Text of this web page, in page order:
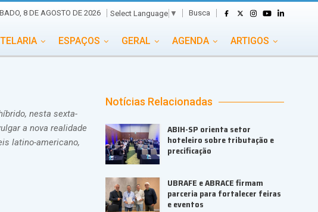
8 DE AGOSTO DE 2026 Select Language ▼ Busca
ESPAÇOS GERAL AGENDA ARTIGOS
PORTAL EVENTOS TV TRANSPORTES
TURISMO VAI E VEM
nesta sexta-
a nova realidade
latino-americano,
Notícias Relacionadas
ABIH-SP orienta setor
hoteleiro sobre tributação e
precificação
UBRAFE e ABRACE firmam
parceria para fortalecer feiras
e eventos